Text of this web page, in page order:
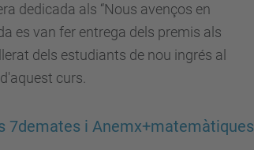
dedicada als “Nous avenços en
es van fer entrega dels premis als
dels estudiants de nou ingrés al
curs.
7demates i Anemx+matemàtiques